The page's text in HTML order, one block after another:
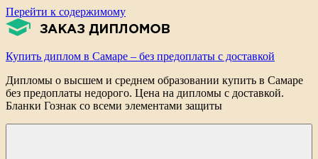
Перейти к содержимому
Купить диплом в Самаре – без предоплаты с доставкой
Дипломы о высшем и среднем образовании купить в Самаре
без предоплаты недорого. Цена на дипломы с доставкой.
Бланки Гознак со всеми элементами защиты